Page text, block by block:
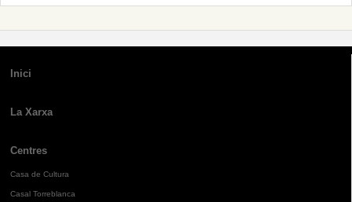
Inici
La Xarxa
Centres
Casa de Cultura
Casal Torreblanca